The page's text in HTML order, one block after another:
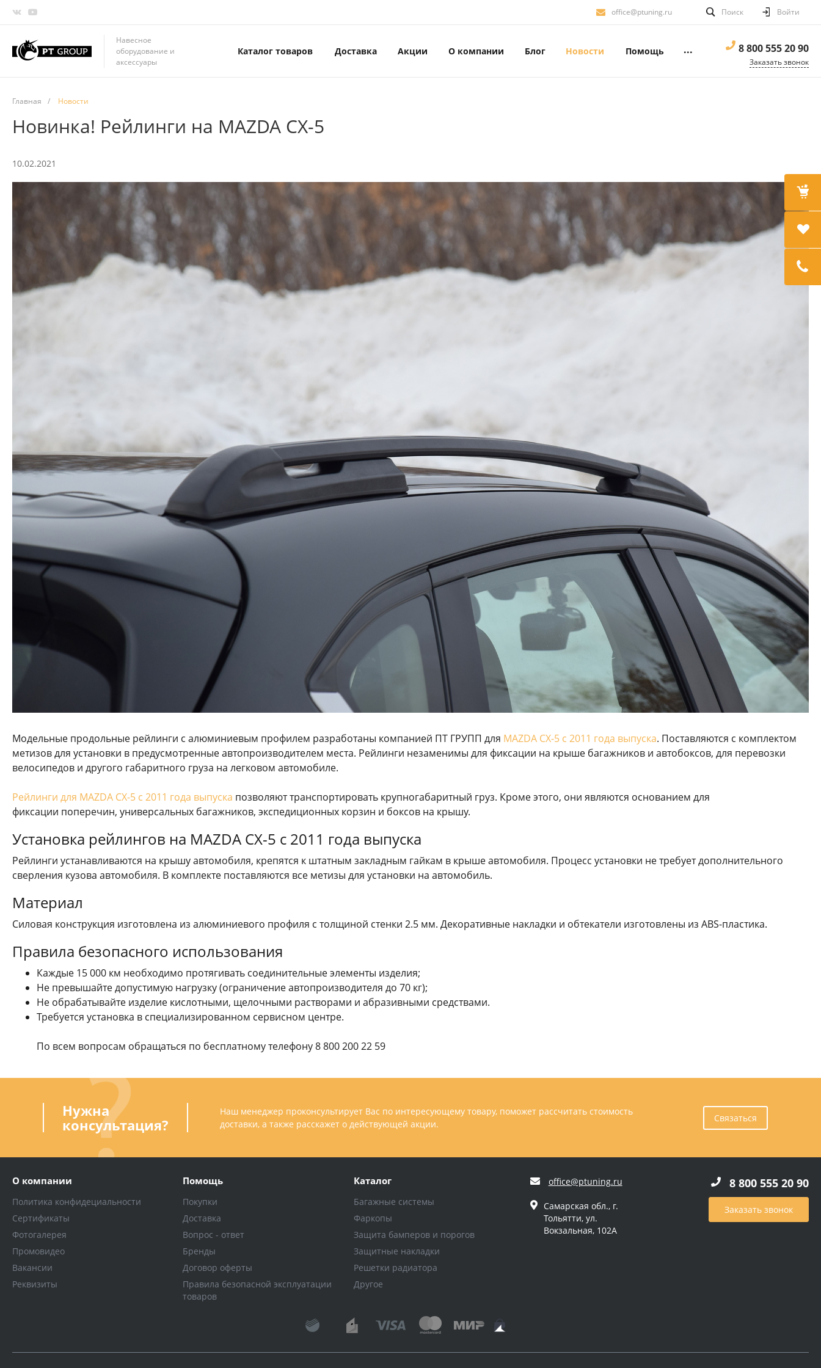
office@ptuning.ru Поиск Войти
Навесное
оборудование и
аксессуары
Каталог товаров Доставка Акции О компании Блог Новости Помощь ... 8 800 555 20 90
Заказать звонок
Главная / Новости
Новинка! Рейлинги на MAZDA CX-5
10.02.2021
Модельные продольные рейлинги с алюминиевым профилем разработаны компанией ПТ ГРУПП для MAZDA CX-5 с 2011 года выпуска. Поставляются с комплектом
метизов для установки в предусмотренные автопроизводителем места. Рейлинги незаменимы для фиксации на крыше багажников и автобоксов, для перевозки
велосипедов и другого габаритного груза на легковом автомобиле.
Рейлинги для MAZDA CX-5 с 2011 года выпуска позволяют транспортировать крупногабаритный груз. Кроме этого, они являются основанием для
фиксации поперечин, универсальных багажников, экспедиционных корзин и боксов на крышу.
Установка рейлингов на MAZDA CX-5 с 2011 года выпуска
Рейлинги устанавливаются на крышу автомобиля, крепятся к штатным закладным гайкам в крыше автомобиля. Процесс установки не требует дополнительного
сверления кузова автомобиля. В комплекте поставляются все метизы для установки на автомобиль.
Материал
Силовая конструкция изготовлена из алюминиевого профиля c толщиной стенки 2.5 мм. Декоративные накладки и обтекатели изготовлены из ABS-пластика.
Правила безопасного использования
Каждые 15 000 км необходимо протягивать соединительные элементы изделия;
Не превышайте допустимую нагрузку (ограничение автопроизводителя до 70 кг);
Не обрабатывайте изделие кислотными, щелочными растворами и абразивными средствами.
Требуется установка в специализированном сервисном центре.
По всем вопросам обращаться по бесплатному телефону 8 800 200 22 59
Нужна
консультация?
Наш менеджер проконсультирует Вас по интересующему товару, поможет рассчитать стоимость
доставки, а также расскажет о действующей акции.
Связаться
О компании
Политика конфидециальности
Сертификаты
Фотогалерея
Промовидео
Вакансии
Реквизиты
Помощь
Покупки
Доставка
Вопрос - ответ
Бренды
Договор оферты
Правила безопасной эксплуатации
товаров
Каталог
Багажные системы
Фаркопы
Защита бамперов и порогов
Защитные накладки
Решетки радиатора
Другое
office@ptuning.ru
Самарская обл., г.
Тольятти, ул.
Вокзальная, 102А
8 800 555 20 90
Заказать звонок